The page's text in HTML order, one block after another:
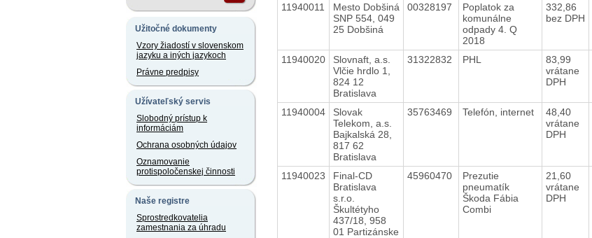
Užitočné dokumenty
Vzory žiadostí v slovenskom
jazyku a iných jazykoch
Právne predpisy
Užívateľský servis
Slobodný prístup k
informáciám
Ochrana osobných údajov
Oznamovanie
protispoločenskej činnosti
Naše registre
Sprostredkovatelia
zamestnania za úhradu
11940011
Mesto Dobšiná
SNP 554, 049
25 Dobšiná
00328197
Poplatok za
komunálne
odpady 4. Q
2018
332,86
bez DPH
11940020
Slovnaft, a.s.
Vlčie hrdlo 1,
824 12
Bratislava
31322832 PHL
83,99
vrátane
DPH
11940004
Slovak
Telekom, a.s.
Bajkalská 28,
817 62
Bratislava
35763469 Telefón, internet
48,40
vrátane
DPH
11940023
Final-CD
Bratislava
s.r.o.
Škultétyho
437/18, 958
01 Partizánske
45960470
Prezutie
pneumatík
Škoda Fábia
Combi
21,60
vrátane
DPH